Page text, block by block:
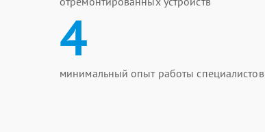
4
минимальный опыт работы специалистов